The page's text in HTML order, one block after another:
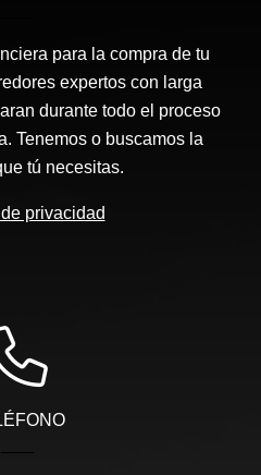
para la compra de tu
expertos con larga
durante todo el proceso
Tenemos o buscamos la
tú necesitas.
privacidad